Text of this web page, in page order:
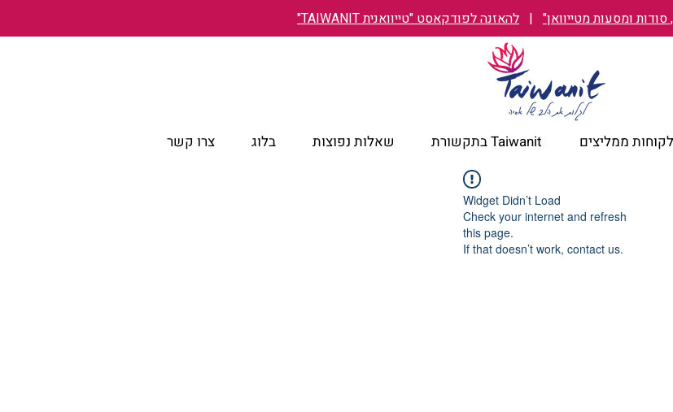
ומסעות מטייוואן" | להאזנה לפודקאסט "טייוואנית TAIWANIT"
לקוחות ממליצים Taiwanit בתקשורת שאלות נפוצות בלוג צרו קשר
Widget Didn’t Load
Check your internet and refresh
this page.
If that doesn’t work, contact us.